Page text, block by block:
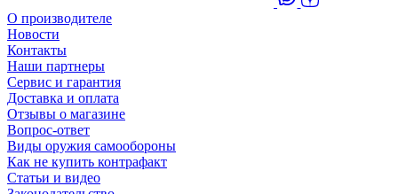
О производителе
Новости
Контакты
Наши партнеры
Сервис и гарантия
Доставка и оплата
Отзывы о магазине
Вопрос-ответ
Виды оружия самообороны
Как не купить контрафакт
Статьи и видео